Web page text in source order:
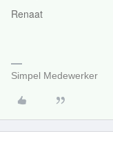
Renaat
Simpel Medewerker